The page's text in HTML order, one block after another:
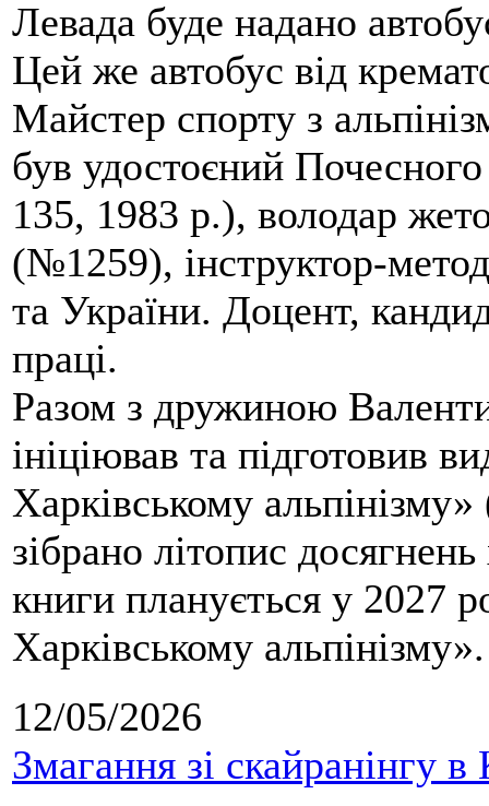
Левада буде надано
Цей же автобус від
Майстер спорту з
був удостоєний
135, 1983 р.), володар
(№1259), інструктор-
та України. Доцент,
праці.
Разом з дружиною
ініціював та підготовив
Харківському
зібрано літопис
книги планується у 2027
Харківському альпінізму».
12/05/2026
Змагання зі скайранінгу в